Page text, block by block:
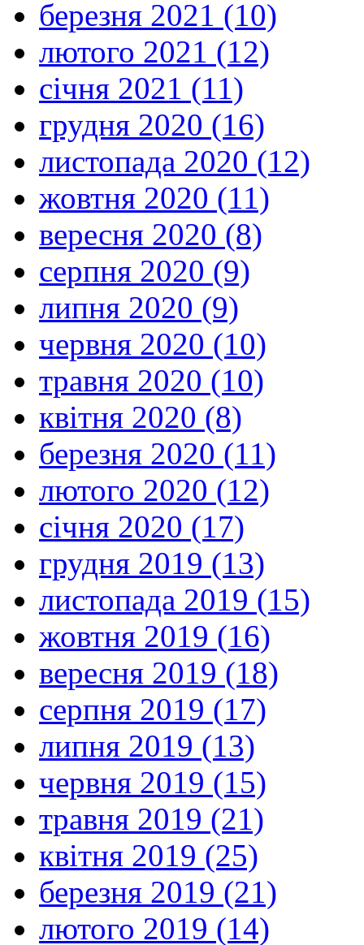
березня 2021 (10)
лютого 2021 (12)
січня 2021 (11)
грудня 2020 (16)
листопада 2020 (12)
жовтня 2020 (11)
вересня 2020 (8)
серпня 2020 (9)
липня 2020 (9)
червня 2020 (10)
травня 2020 (10)
квітня 2020 (8)
березня 2020 (11)
лютого 2020 (12)
січня 2020 (17)
грудня 2019 (13)
листопада 2019 (15)
жовтня 2019 (16)
вересня 2019 (18)
серпня 2019 (17)
липня 2019 (13)
червня 2019 (15)
травня 2019 (21)
квітня 2019 (25)
березня 2019 (21)
лютого 2019 (14)